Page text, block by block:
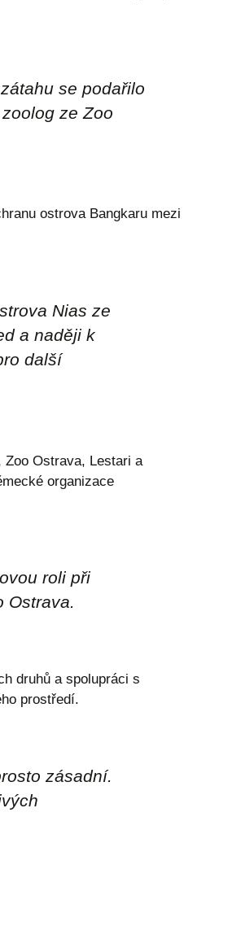
se podařilo
ze Zoo
ostrova Bangkaru mezi
Nias ze
a naději k
další
Ostrava, Lestari a
organizace
roli při
Ostrava.
druhů a spolupráci s
prostředí.
zásadní.